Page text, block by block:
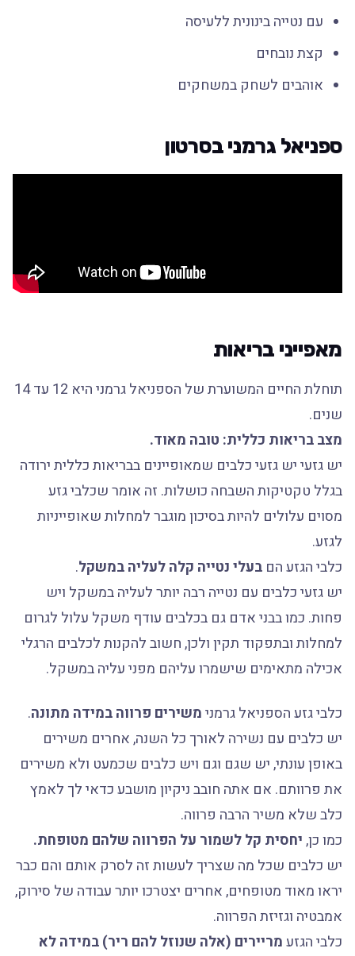
עם נטייה בינונית ללעיסה
קצת נובחים
אוהבים לשחק במשחקים
ספניאל גרמני בסרטון
מאפייני בריאות
תוחלת החיים המשוערת של הספניאל גרמני היא 12 עד 14
שנים.
מצב בריאות כללית: טובה מאוד.
יש גזעי יש גזעי כלבים שמאופיינים בבריאות כללית ירודה
בגלל טקטיקות השבחה כושלות. זה אומר שכלבי גזע
מסוים עלולים להיות בסיכון מוגבר למחלות שאופייניות
לגזע.
כלבי הגזע הם בעלי נטייה קלה לעליה במשקל.
יש גזעי כלבים עם נטייה רבה יותר לעליה במשקל ויש
פחות. כמו בבני אדם גם בכלבים עודף משקל עלול לגרום
למחלות ובתפקוד תקין ולכן, חשוב להקנות לכלבים הרגלי
אכילה מתאימים שישמרו עליהם מפני עליה במשקל.
כלבי גזע הספניאל גרמנימשירים פרווה במידה מתונה.
יש כלבים עם נשירה לאורך כל השנה, אחרים משירים
באופן עונתי, יש שגם וגם ויש כלבים שכמעט ולא משירים
את פרוותם. אם אתה חובב ניקיון מושבע כדאי לך לאמץ
כלב שלא משיר הרבה פרווה.
כמו כן,יחסית קל לשמור על הפרווה שלהם מטופחת.
יש כלבים שכל מה שצריך לעשות זה לסרק אותם והם כבר
יראו מאוד מטופחים, אחרים יצטרכו יותר עבודה של סירוק,
אמבטיה וגזיזת הפרווה.
כלבי הגזעמריירים (אלה שנוזל להם ריר) במידה לא